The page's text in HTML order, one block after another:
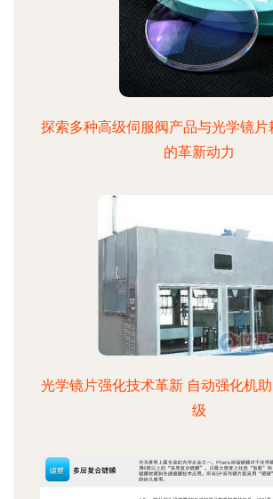
探索多种高级伺服阀产品与光学镜片
的革新动力
光学镜片强化技术革新 自动强化机
级